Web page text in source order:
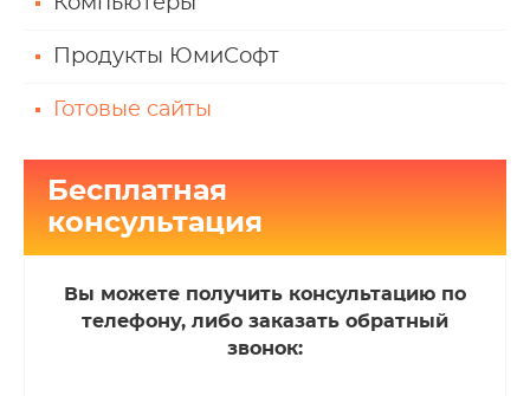
Продукты ЮмиСофт
Готовые сайты
Бесплатная
консультация
Вы можете получить консультацию по
телефону, либо заказать обратный
звонок: